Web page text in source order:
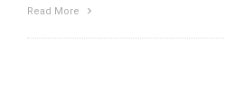
Read More